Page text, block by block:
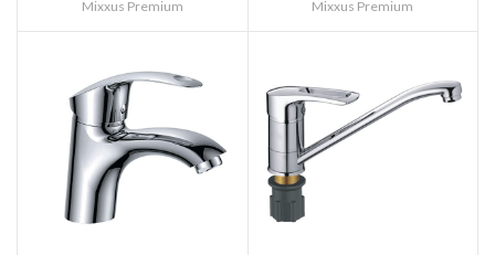
Mixxus Premium Mixxus Premium